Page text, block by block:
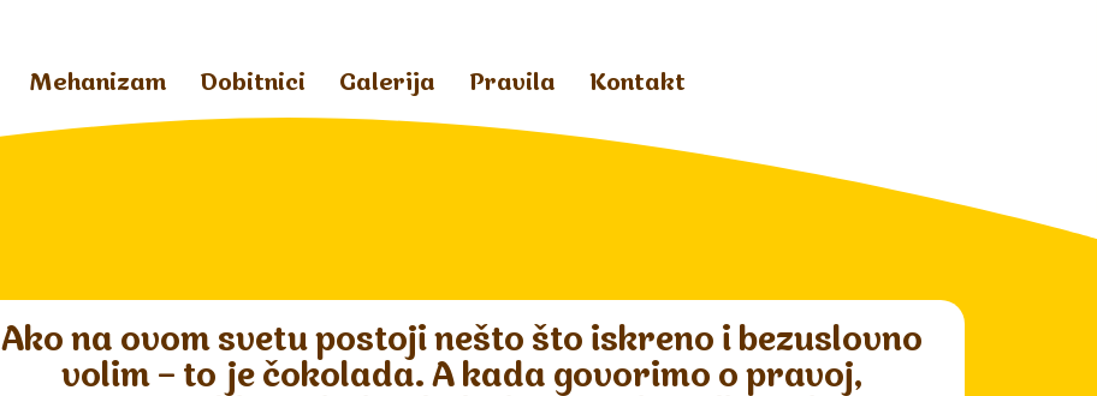
Mehanizam Dobitnici Galerija Pravila Kontakt
Ako na ovom svetu postoji nešto što iskreno i bezuslovno
volim – to je čokolada. A kada govorimo o pravoj,